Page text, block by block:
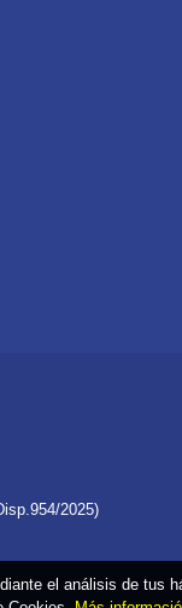
2025)
el análisis de tus